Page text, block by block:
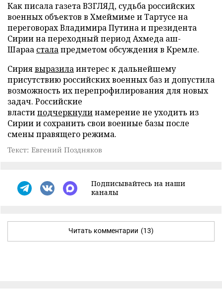
Как писала газета ВЗГЛЯД, судьба российских
военных объектов в Хмеймиме и Тартусе на
переговорах Владимира Путина и президента
Сирии на переходный период Ахмеда аш-
Шараа сталапредметом обсуждения в Кремле.
Сириявыразилаинтерес к дальнейшему
присутствию российских военных баз и допустила
возможность их перепрофилирования для новых
задач. Российские
властиподчеркнулинамерение не уходить из
Сирии и сохранить свои военные базы после
смены правящего режима.
Текст: Евгений Поздняков
Подписывайтесь на наши
каналы
Читать комментарии (13)